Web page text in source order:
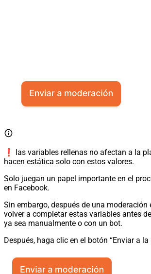
❗ las variables rellenas no afectan a la
hacen estática solo con estos valores.
Solo juegan un papel importante en el
en Facebook.
Sin embargo, después de una moderación
volver a completar estas variables antes
ya sea manualmente o con un bot.
Después, haga clic en el botón “Enviar a la